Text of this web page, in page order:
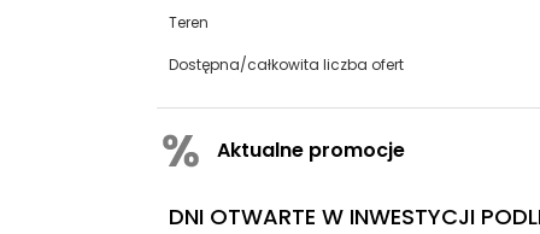
Teren
Dostępna/całkowita liczba ofert
Aktualne promocje
DNI OTWARTE W INWESTYCJI